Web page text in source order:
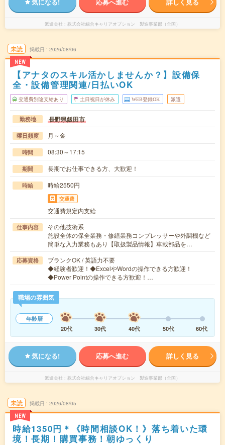
派遣会社 株式会社綜合キャリアオプション 製造事業部（全国）
未読
NEW
掲載日 2026/08/06
【アナタのスキル活かしませんか？】設備保
全・設備管理関連/日払いOK
交通費別途支給あり 土日祝日が休み WEB登録OK 派遣
勤務地 長野県飯田市
曜日頻度 月～金
時間 08:30～17:15
期間 長期でお仕事できる方、大歓迎！
時給 時給2550円
交通費
交通費規定内支給
仕事内容
その他技術系
施設全体の保全業務・修繕業務コンプレッサーや外調機など
簡単な入力業務もあり【取扱製品情報】車載部品を…
応募資格
ブランクOK / 英語力不要
◆経験者歓迎！◆ExcelやWordの操作できる方歓迎！
◆Power Pointの操作できる方歓迎！…
職場の雰囲気
年齢層
20代
30代 40代 50代 60代
気になる! 応募へ進む 詳しく見る
派遣会社 株式会社綜合キャリアオプション 製造事業部（全国）
未読
NEW
掲載日 2026/08/05
時給1350円＊《時間相談OK！》落ち着いた環
境！長期！購買事務！朝ゆっくり